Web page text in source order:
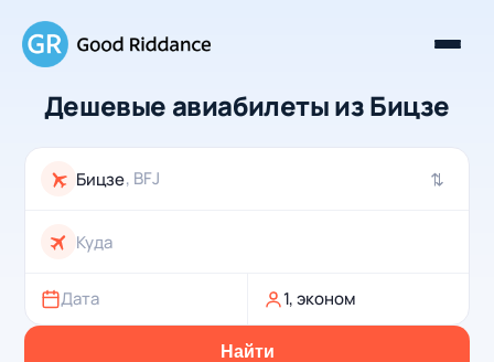
Дешевые авиабилеты из Бицзе
, BFJ ⇄
Дата 1, эконом
Найти